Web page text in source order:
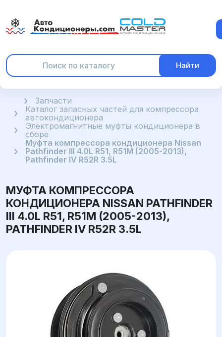
Найти
ГлавнаяЗапчасти
Каталог запасных частей для компрессора
автокондиционера
Электромагнитные муфты кондиционера в
сборе
Муфта компрессора кондиционера Nissan
Pathfinder III 4.0L R51, R51M (2005-2013),
Pathfinder IV R52R 3.5L
МУФТА КОМПРЕССОРА
КОНДИЦИОНЕРА NISSAN PATHFINDER
III 4.0L R51, R51M (2005-2013),
PATHFINDER IV R52R 3.5L